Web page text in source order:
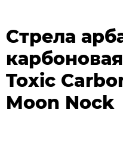
Стрела
Toxic
Moon Nock